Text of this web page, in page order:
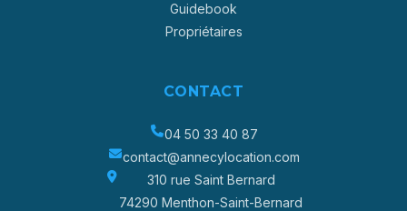
Guidebook
Propriétaires
CONTACT
04 50 33 40 87
contact@annecylocation.com
310 rue Saint Bernard
74290 Menthon-Saint-Bernard